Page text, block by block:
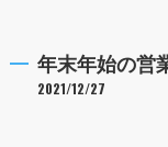
年末年始の営
2021/12/27